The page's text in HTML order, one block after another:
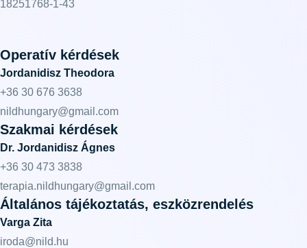
18251768-1-43
Operatív kérdések
Jordanidisz Theodora
+36 30 676 3638
nildhungary@gmail.com
Szakmai kérdések
Dr. Jordanidisz Ágnes
+36 30 473 3838
terapia.nildhungary@gmail.com
Általános tájékoztatás, eszközrendelés
Varga Zita
iroda@nild.hu